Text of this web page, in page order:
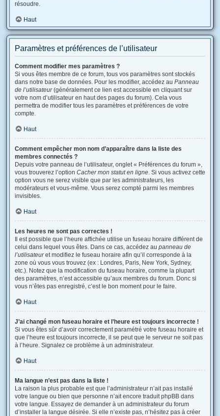
résoudre.
Haut
Paramètres et préférences de l’utilisateur
Comment modifier mes paramètres ?
Si vous êtes membre de ce forum, tous vos paramètres sont stockés
dans notre base de données. Pour les modifier, accédez au Panneau
de l’utilisateur(généralement ce lien est accessible en cliquant sur
votre nom d’utilisateur en haut des pages du forum). Cela vous
permettra de modifier tous les paramètres et préférences de votre
compte.
Haut
Comment empêcher mon nom d’apparaître dans la liste des
membres connectés ?
Depuis votre panneau de l’utilisateur, onglet « Préférences du forum »,
vous trouverez l’option Cacher mon statut en ligne. Si vous activez cette
option vous ne serez visible que par les administrateurs, les
modérateurs et vous-même. Vous serez compté parmi les membres
invisibles.
Haut
Les heures ne sont pas correctes !
Il est possible que l’heure affichée utilise un fuseau horaire différent de
celui dans lequel vous êtes. Dans ce cas, accédez au panneau de
l’utilisateuret modifiez le fuseau horaire afin qu’il corresponde à la
zone où vous vous trouvez (ex : Londres, Paris, New York, Sydney,
etc.). Notez que la modification du fuseau horaire, comme la plupart
des paramètres, n’est accessible qu’aux membres du forum. Donc si
vous n’êtes pas enregistré, c’est le bon moment pour le faire.
Haut
J’ai changé mon fuseau horaire et l’heure est toujours incorrecte !
Si vous êtes sûr d’avoir correctement paramétré votre fuseau horaire et
que l’heure est toujours incorrecte, il se peut que le serveur ne soit pas
à l’heure. Signalez ce problème à un administrateur.
Haut
Ma langue n’est pas dans la liste !
La raison la plus probable est que l’administrateur n’ait pas installé
votre langue ou bien que personne n’ait encore traduit phpBB dans
votre langue. Essayez de demander à un administrateur du forum
d’installer la langue désirée. Si elle n’existe pas, n’hésitez pas à créer